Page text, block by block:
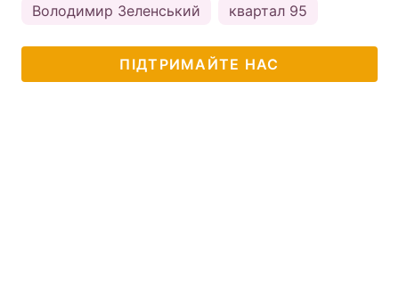
Володимир Зеленський квартал 95
ПІДТРИМАЙТЕ НАС